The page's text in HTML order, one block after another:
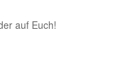
auf Euch!